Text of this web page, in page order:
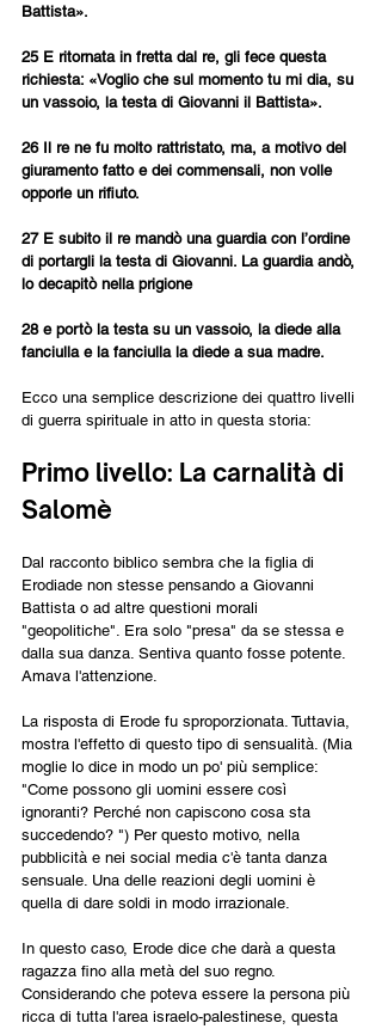
Battista».
25 E ritornata in fretta dal re, gli fece questa
richiesta: «Voglio che sul momento tu mi dia, su
un vassoio, la testa di Giovanni il Battista».
26 Il re ne fu molto rattristato, ma, a motivo del
giuramento fatto e dei commensali, non volle
opporle un rifiuto.
27 E subito il re mandò una guardia con l’ordine
di portargli la testa di Giovanni. La guardia andò,
lo decapitò nella prigione
28 e portò la testa su un vassoio, la diede alla
fanciulla e la fanciulla la diede a sua madre.
Ecco una semplice descrizione dei quattro livelli
di guerra spirituale in atto in questa storia:
Primo livello: La carnalità di
Salomè
Dal racconto biblico sembra che la figlia di
Erodiade non stesse pensando a Giovanni
Battista o ad altre questioni morali
"geopolitiche". Era solo "presa" da se stessa e
dalla sua danza. Sentiva quanto fosse potente.
Amava l'attenzione.
La risposta di Erode fu sproporzionata. Tuttavia,
mostra l'effetto di questo tipo di sensualità. (Mia
moglie lo dice in modo un po' più semplice:
"Come possono gli uomini essere così
ignoranti? Perché non capiscono cosa sta
succedendo? ") Per questo motivo, nella
pubblicità e nei social media c'è tanta danza
sensuale. Una delle reazioni degli uomini è
quella di dare soldi in modo irrazionale.
In questo caso, Erode dice che darà a questa
ragazza fino alla metà del suo regno.
Considerando che poteva essere la persona più
ricca di tutta l'area israelo-palestinese, questa